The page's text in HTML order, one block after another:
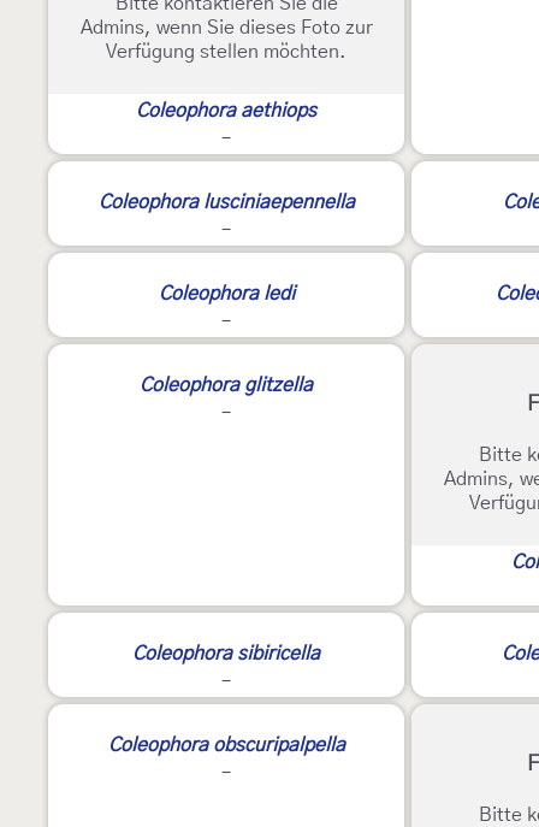
Bitte kontaktieren Sie die
Admins, wenn Sie dieses Foto zur
Verfügung stellen möchten.
Coleophora aethiops
-
Coleophora lusciniaepennella
-
Coleophora ledi
-
Coleophora glitzella
-
Bitte
Admins,
Coleophora sibiricella
-
Coleophora obscuripalpella
-
Bitte